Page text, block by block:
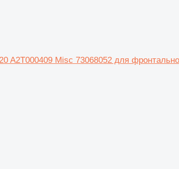
A2T000409 Misc 73068052 для